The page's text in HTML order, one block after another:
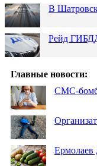
В
Рейд ГИБДД
Главные новости:
СМС-
Ермолаев